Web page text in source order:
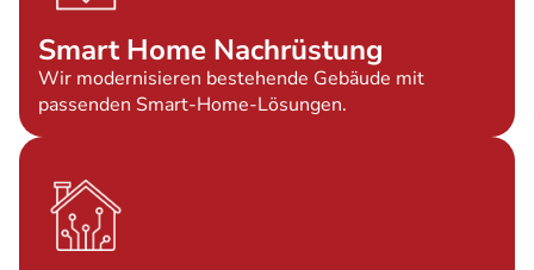
Smart Home Nachrüstung
Wir modernisieren bestehende Gebäude mit
passenden Smart-Home-Lösungen.